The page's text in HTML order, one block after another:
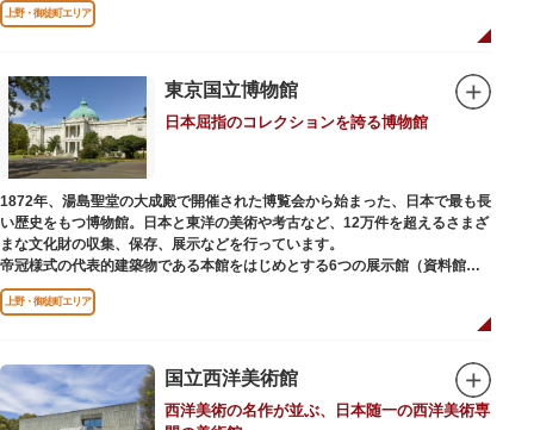
などから構成されています。
2005年「愛・地球博」の長久手日本館で人気を博した「地球の部屋」を移設
100万分の1の大きさ）のドームの内側すべてがスクリーンになっている世界
初のシアターで、月ごとに変わるオリジナル映像を上映しています。
楽しみながら学習できるイベント企画や、恐竜をはじめとした様々な実物標
本、子ども向けのコーナーもあり、お子様連れでも楽しめる博物館です。
また、国立科学博物館では、日本およびアジアにおける科学系博物館の中核
施設として、調査研究、標本資料の収集・保管・活用、展示・学習支援を推
進。これらの活動を上野の本館、白金台の附属自然教育園、茨城県つくば市
の実験植物園や筑波研究施設（非公開）で展開しています。
上野・御徒町エリア
東京国立博物館
日本屈指のコレクションを誇る博物館
1872年、湯島聖堂の大成殿で開催された博覧会から始まった、日本で最も長
い歴史をもつ博物館。日本と東洋の美術や考古など、12万件を超えるさまざ
まな文化財の収集、保存、展示などを行っています。
帝冠様式の代表的建築物である本館をはじめとする6つの展示館（資料館）
からなり、89件の国宝を所蔵。常に貴重な文化財を公開し、講座や講演会、
ワークショップなどを実施しています。国宝や重要文化財などの名品をたど
りながら、真の美術史を堪能し価値あるひと時を過ごしてみてはいかがでし
吹き抜けのエントランスに大理石の大階段がある本館では、壁時計やステン
ドグラスなど格調高い内部装飾にも注目してみてください。初めて来館する
上野・御徒町エリア
国立西洋美術館
西洋美術の名作が並ぶ、日本随一の西洋美術専